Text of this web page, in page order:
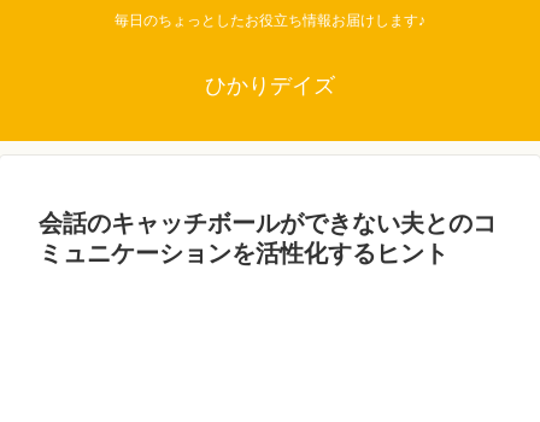
毎日のちょっとしたお役立ち情報お届けします♪
ひかりデイズ
会話のキャッチボールができない夫とのコ
ミュニケーションを活性化するヒント